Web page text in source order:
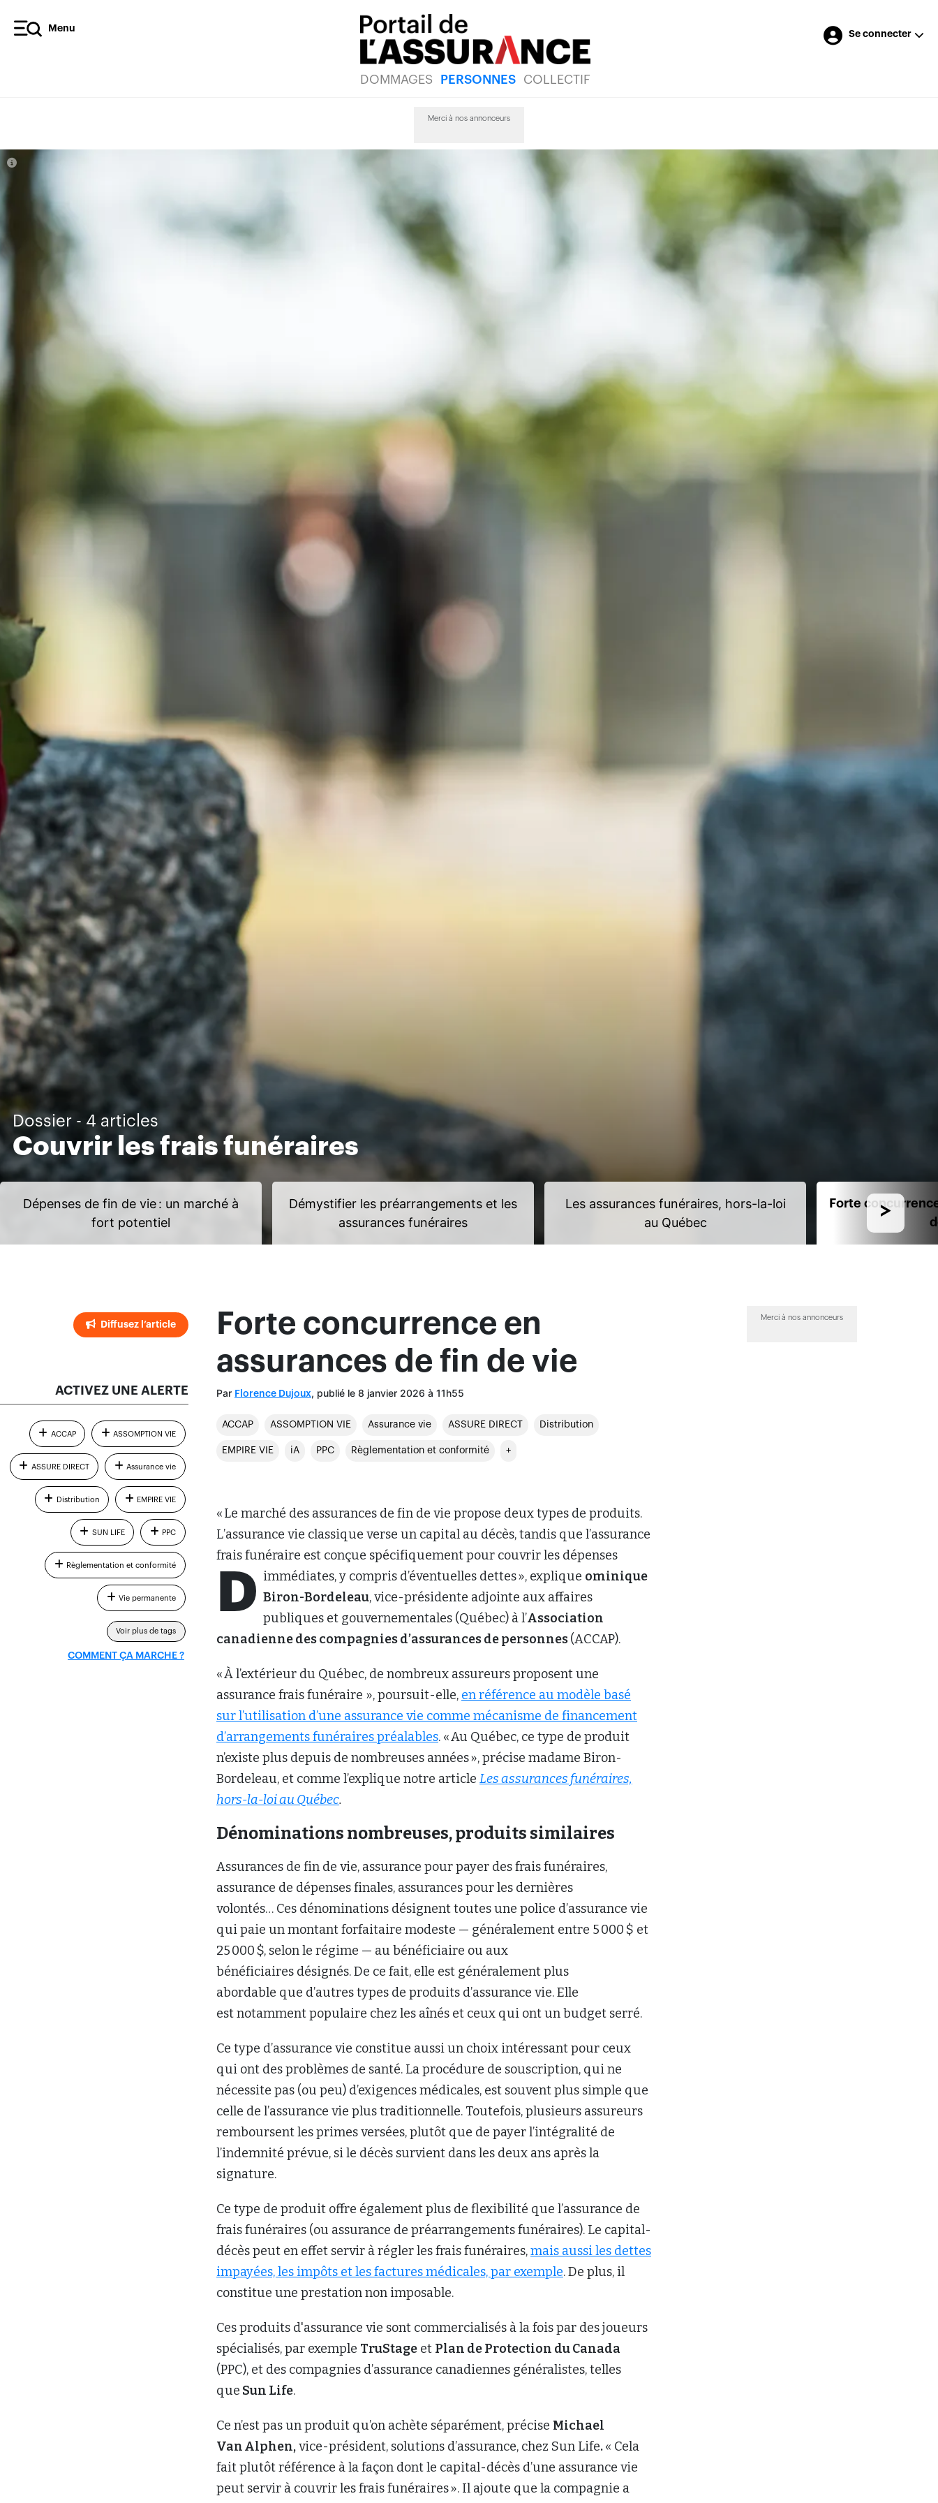
Menu
DOMMAGES PERSONNES COLLECTIF
Se connecter
Merci à nos annonceurs
Dossier - 4 articles
Couvrir les frais funéraires
Dépenses de fin de vie : un marché à
fort potentiel
Démystifier les préarrangements et les
assurances funéraires
Les assurances funéraires, hors-la-loi
au Québec
Forte
Diffusez l’article
ACTIVEZ UNE ALERTE
ACCAP ASSOMPTION VIE
ASSURE DIRECT Assurance vie
Distribution EMPIRE VIE
SUN LIFE PPC
Règlementation et conformité
Vie permanente
Voir plus de tags
COMMENT ÇA MARCHE ?
Forte concurrence en
assurances de fin de vie
Par Florence Dujoux, publié le 8 janvier 2026 à 11h55
ACCAP ASSOMPTION VIE Assurance vie ASSURE DIRECT Distribution
EMPIRE VIE iA PPC Règlementation et conformité +
« Le marché des assurances de fin de vie propose deux types de produits.
L’assurance vie classique verse un capital au décès, tandis que l’assurance
frais funéraire est conçue spécifiquement pour couvrir les dépenses
immédiates, y compris d’éventuelles dettes », explique
D
ominique
Biron-Bordeleau, vice-présidente adjointe aux affaires
publiques et gouvernementales (Québec) à l’Association
canadienne des compagnies d’assurances de personnes(ACCAP).
« À l’extérieur du Québec, de nombreux assureurs proposent une
assurance frais funéraire », poursuit-elle, en référence au modèle basé
sur l’utilisation d’une assurance vie comme mécanisme de financement
d’arrangements funéraires préalables. « Au Québec, ce type de produit
n’existe plus depuis de nombreuses années », précise madame Biron-
Bordeleau, et comme l’explique notre article Les assurances funéraires,
hors-la-loi au Québec.
Dénominations nombreuses, produits similaires
Assurances de fin de vie, assurance pour payer des frais funéraires,
assurance de dépenses finales, assurances pour les dernières
volontés… Ces dénominations désignent toutes une police d’assurance vie
qui paie un montant forfaitaire modeste — généralement entre 5 000 $ et
25 000 $, selon le régime — au bénéficiaire ou aux
bénéficiaires désignés. De ce fait, elle est généralement plus
abordable que d’autres types de produits d’assurance vie. Elle
est notamment populaire chez les aînés et ceux qui ont un budget serré.
Ce type d’assurance vie constitue aussi un choix intéressant pour ceux
qui ont des problèmes de santé. La procédure de souscription, qui ne
nécessite pas (ou peu) d’exigences médicales, est souvent plus simple que
celle de l’assurance vie plus traditionnelle. Toutefois, plusieurs assureurs
remboursent les primes versées, plutôt que de payer l’intégralité de
l’indemnité prévue, si le décès survient dans les deux ans après la
signature.
Ce type de produit offre également plus de flexibilité que l’assurance de
frais funéraires (ou assurance de préarrangements funéraires). Le capital-
décès peut en effet servir à régler les frais funéraires,mais aussi les dettes
impayées, les impôts et les factures médicales, par exemple. De plus, il
constitue une prestation non imposable.
Ces produits d'assurance vie sont commercialisés à la fois par des joueurs
spécialisés, par exemple TruStage et Plan de Protection du Canada
(PPC), et des compagnies d’assurance canadiennes généralistes, telles
que Sun Life.
Ce n’est pas un produit qu’on achète séparément, précise Michael
Van Alphen,vice-président, solutions d’assurance, chez Sun Life.« Cela
fait plutôt référence à la façon dont le capital-décès d’une assurance vie
peut servir à couvrir les frais funéraires ». Il ajoute que la compagnie a
Merci à nos annonceurs